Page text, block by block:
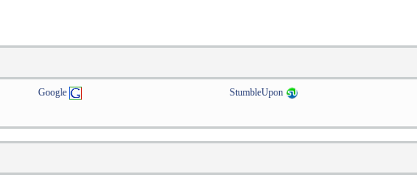
StumbleUpon
Google